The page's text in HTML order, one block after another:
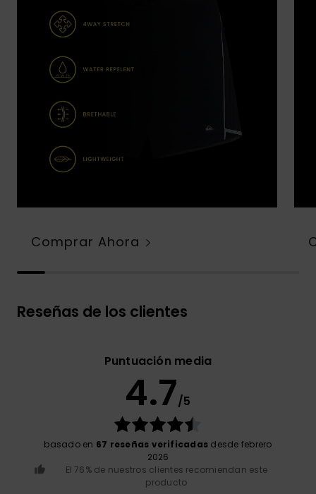
Comprar Ahora
Reseñas de los clientes
Puntuación media
4.7/5
basado en 67 reseñas verificadas desde febrero
2026
El 76% de nuestros clientes recomiendan este
producto